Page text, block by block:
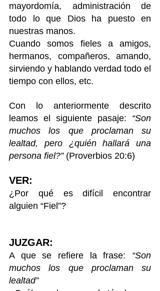
mayordomía, administración de
todo lo que Dios ha puesto en
nuestras manos.
Cuando somos fieles a amigos,
hermanos, compañeros, amando,
sirviendo y hablando verdad todo el
tiempo con ellos, etc.
Con lo anteriormente descrito
leamos el siguiente pasaje: “Son
muchos los que proclaman su
lealtad, pero ¿quién hallará una
persona fiel?” (Proverbios 20:6)
VER:
¿Por qué es difícil encontrar
alguien “Fiel”?
JUZGAR:
A que se refiere la frase: “Son
muchos los que proclaman su
lealtad”